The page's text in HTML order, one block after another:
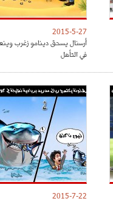
2015-5-27
أرسنال يسحق دينامو زغرب
في التأهل
2015-7-22